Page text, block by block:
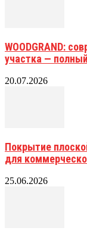
WOODGRAND:
участка —
20.07.2026
Покрытие
для
25.06.2026